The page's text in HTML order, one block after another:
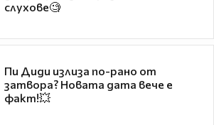
слухове🧐
Пи Диди излиза по-рано от
затвора? Новата дата вече е
факт!💥